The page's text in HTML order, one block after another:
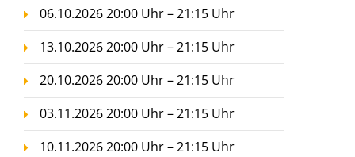
06.10.2026 20:00 Uhr – 21:15 Uhr
13.10.2026 20:00 Uhr – 21:15 Uhr
20.10.2026 20:00 Uhr – 21:15 Uhr
03.11.2026 20:00 Uhr – 21:15 Uhr
10.11.2026 20:00 Uhr – 21:15 Uhr